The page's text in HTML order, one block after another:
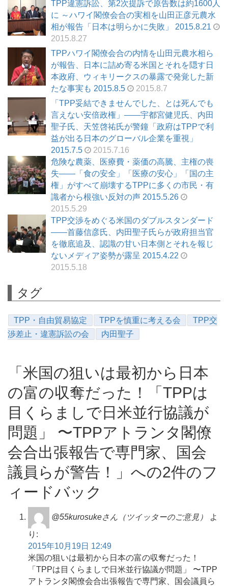
TPP違憲訴訟、第2次提訴で原告数は約1600人
に ～ハワイ閣僚会合の実相を山田正彦元農水
相が報告「日本は明らかに失敗」 2015.8.21
2015.8.27
TPPハワイ閣僚会合の内情を山田元農水相ら
が報告、日本に詰め寄る米国とそれを隠す日
本政府、ウィキリークスの暴露で発覚した新
たな事実も 2015.8.5
2015.8.7
「TPP妥結できませんでした、とは死んでも
言えない安倍政権」――宇都宮健児氏、内田
聖子氏、天笠啓祐氏が警鐘「政府はTPPで利
益が出る日本のグローバル企業を重視」
2015.7.5
2015.7.16
危険な農薬、医療費・薬価の高騰、主権の喪
失――「食の安全」「医療の安心」「国の主
権」がすべて崩壊するTPPに多くの市民・有
識者から根強い反対の声 2015.5.26
2015.5.29
TPP交渉をめぐる米国のダブルスタンダード
――首藤信彦氏、内田聖子氏らが政府担当官
を徹底追及、認識の甘い日本側とそれを報じ
ないメディア姿勢が露呈 2015.4.22
2015.5.18
タグ
TPP・自由貿易協定 TPPを慎重に考える会
TPP交
渉差止・違憲訴訟の会
内田聖子
「米国の狙いは最初から日本
の富の収奪だった！「TPPは
目くらましで日米並行協議が
問題」 〜TPPアトランタ閣僚
会合出張報告で専門家、国会
議員らが警告！」への2件のフ
ィードバック
@55kurosukeさん（ツイッターのご意見）
よ
り:
2015年10月19日 12:49
米国の狙いは最初から日本の富の収奪だった！
「TPPは目くらましで日米並行協議が問題」 〜TPP
アトランタ閣僚会合出張報告で専門家、国会議員ら